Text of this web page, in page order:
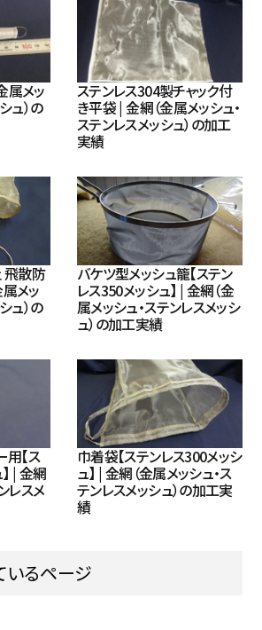
属メッ
ュ）の
ステンレス304製チャック付
き平袋 | 金網（金属メッシュ・
ステンレスメッシュ）の加工
実績
飛散防
メッ
ュ）の
バケツ型メッシュ籠【ステン
レス350メッシュ】 | 金網（金
属メッシュ・ステンレスメッシ
ュ）の加工実績
用【ス
| 金網
レスメ
巾着袋【ステンレス300メッシ
ュ】 | 金網（金属メッシュ・ス
テンレスメッシュ）の加工実
績
いるページ